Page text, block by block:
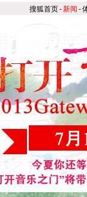
搜狐首页-新闻 -